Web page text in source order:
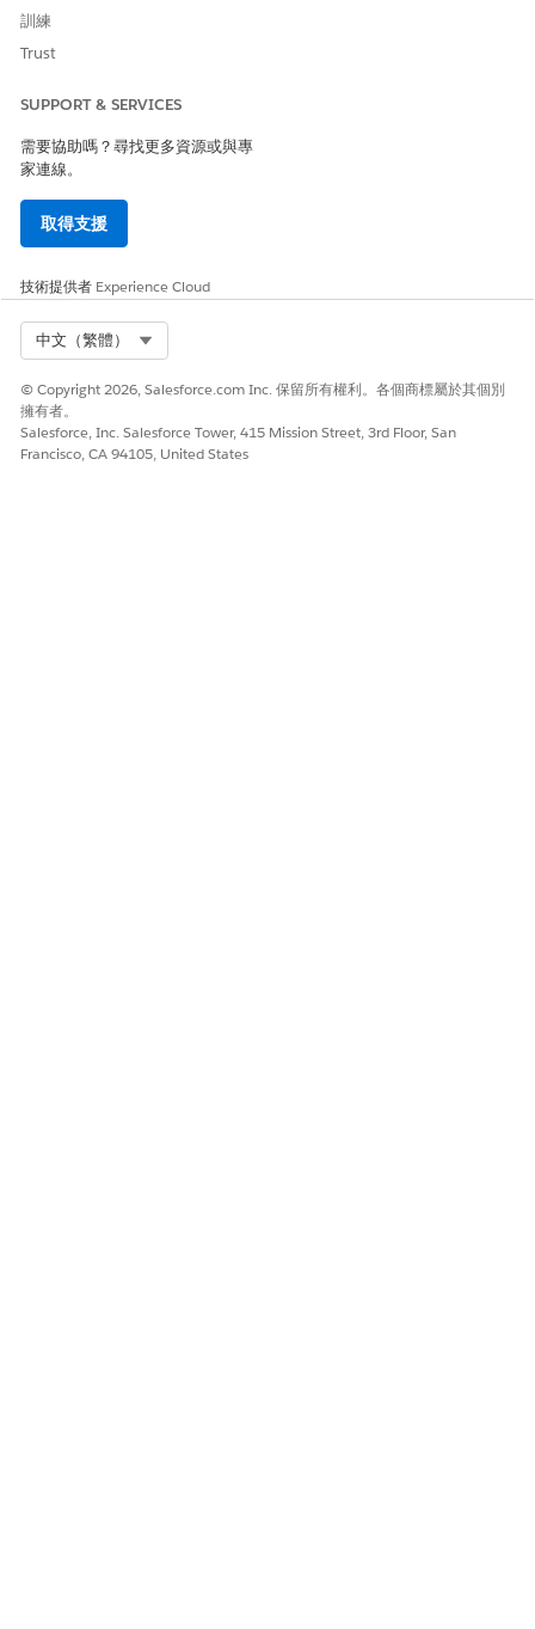
訓練
Trust
SUPPORT & SERVICES
需要協助嗎？尋找更多資源或與專
家連線。
取得支援
技術提供者 Experience Cloud
中文（繁體）
© Copyright 2026, Salesforce.com Inc. 保留所有權利。各個商標屬於其個別
擁有者。
Salesforce, Inc. Salesforce Tower, 415 Mission Street, 3rd Floor, San
Francisco, CA 94105, United States